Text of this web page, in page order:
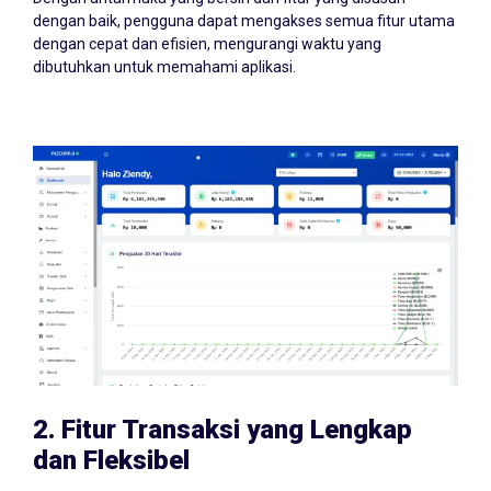
dengan baik, pengguna dapat mengakses semua fitur utama
dengan cepat dan efisien, mengurangi waktu yang
dibutuhkan untuk memahami aplikasi.
2. Fitur Transaksi yang Lengkap
dan Fleksibel